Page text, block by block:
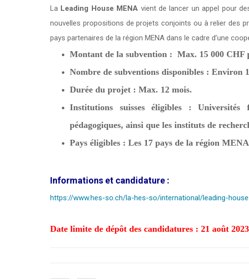
La Leading House MENA vient de lancer un appel pour
nouvelles propositions de projets conjoints ou à relier des
pays partenaires de la région MENA dans le cadre d’une
Montant de la subvention : Max. 15 000 CHF
Nombre de subventions disponibles : Environ
Durée du projet : Max. 12 mois.
Institutions suisses éligibles : Universités
pédagogiques, ainsi que les instituts de
Pays éligibles : Les 17 pays de la région
Informations et candidature :
https://www.hes-so.ch/la-hes-so/international/leading-
Date limite de dépôt des candidatures : 21 août